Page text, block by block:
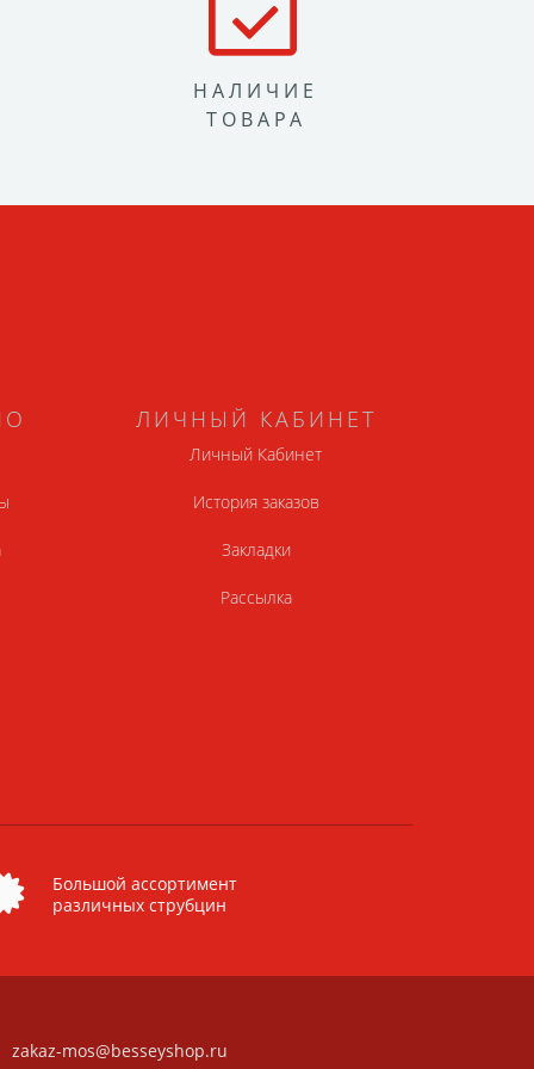
НАЛИЧИЕ
ТОВАРА
ЛИЧНЫЙ КАБИНЕТ
Личный Кабинет
История заказов
Закладки
Рассылка
Большой ассортимент
различных струбцин
zakaz-mos@besseyshop.ru